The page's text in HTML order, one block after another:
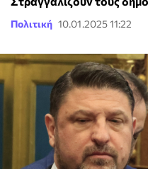
Πολιτική 10.01.2025 11:22